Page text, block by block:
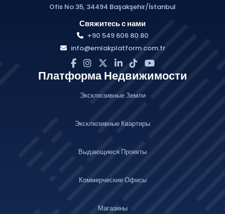
Ofis No:35, 34494 Başakşehir/İstanbul
Свяжитесь с нами
+90 549 606 80 80
info@emlakplatform.com.tr
Платформа Недвижимости
Эксклюзивные Земли
Эксклюзивные Квартиры
Выдающиеся Проекты
Коммерческие Офисы
Магазины